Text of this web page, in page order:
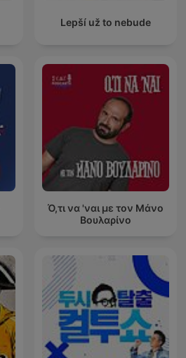
Lepší už to nebude
Ό,τι να 'ναι με τον Μάνο
Βουλαρίνο